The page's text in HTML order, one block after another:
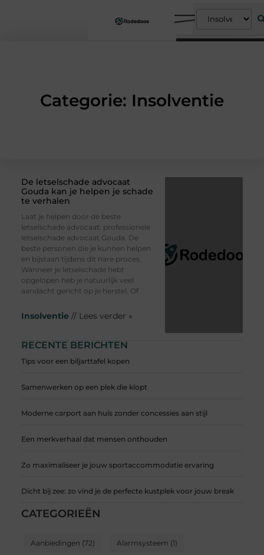
Categorie: Insolventie
RECENTE BERICHTEN
Tips voor een biljarttafel kopen
Samenwerken op een plek die klopt
Moderne carport aan huis zonder concessies aan stijl
Een merkverhaal dat mensen onthouden
Zo maximaliseer je jouw sportaccommodatie ervaring
Dicht bij zee: zo vind je de perfecte kustplek voor jouw break
CATEGORIEËN
Aanbiedingen (72) Alarmsysteem (1)
De letselschade advocaat
Gouda kan je helpen je schade
te verhalen
Laat je helpen door de beste
letselschade advocaat: professionele
letselschade advocaat Gouda. De
beste personen die je kunnen helpen
en bijstaan tijdens dit nare proces.
Wanneer je letselschade hebt
opgelopen heb je natuurlijk veel
aandacht gericht op je herstel. Of
Insolventie // Lees verder »